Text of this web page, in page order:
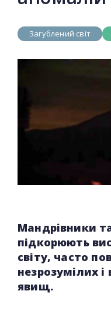
Загублений світ
Мандрівники
підкорюють
світу, часто
незрозумілих
явищ.